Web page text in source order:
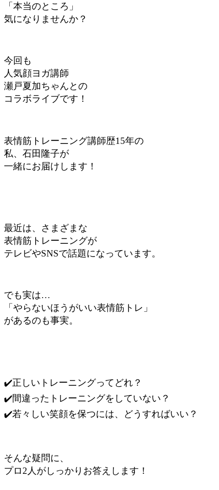
「本当のところ」
気になりませんか？
今回も
人気顔ヨガ講師
瀬戸夏加ちゃんとの
コラボライブです！
表情筋トレーニング講師歴15年の
私、石田隆子が
一緒にお届けします！
最近は、さまざまな
表情筋トレーニングが
テレビやSNSで話題になっています。
でも実は…
「やらないほうがいい表情筋トレ」
があるのも事実。
✔️正しいトレーニングってどれ？
✔️間違ったトレーニングをしていない？
✔️若々しい笑顔を保つには、どうすればいい？
そんな疑問に、
プロ2人がしっかりお答えします！